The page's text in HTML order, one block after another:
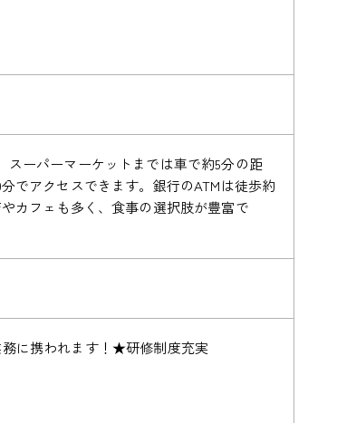
ーパーマーケットまでは車で約5分の距
でアクセスできます。銀行のATMは徒歩約
カフェも多く、食事の選択肢が豊富で
に携われます！★研修制度充実